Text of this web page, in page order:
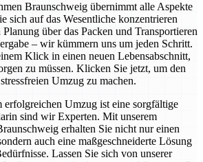
Braunschweig übernimmt alle Aspekte
sich auf das Wesentliche konzentrieren
über das Packen und Transportieren
– wir kümmern uns um jeden Schritt.
Klick in einen neuen Lebensabschnitt,
zu müssen. Klicken Sie jetzt, um den
Umzug zu machen.
erfolgreichen Umzug ist eine sorgfältige
sind wir Experten. Mit unserem
erhalten Sie nicht nur einen
auch eine maßgeschneiderte Lösung
Lassen Sie sich von unserer